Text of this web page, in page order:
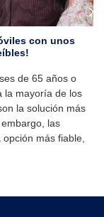
con unos
de 65 años o
la mayoría de los
la solución más
las
más fiable,